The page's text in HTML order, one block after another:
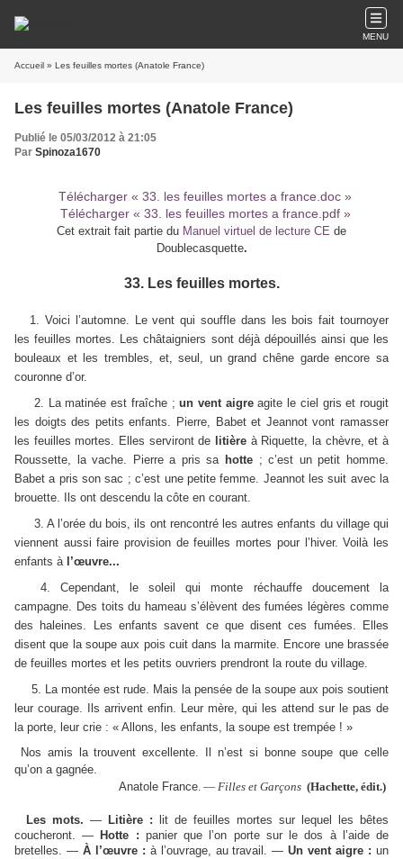
MENU
Accueil » Les feuilles mortes (Anatole France)
Les feuilles mortes (Anatole France)
Publié le 05/03/2012 à 21:05
Par Spinoza1670
Télécharger « 33. les feuilles mortes a france.doc »
Télécharger « 33. les feuilles mortes a france.pdf »
Cet extrait fait partie du Manuel virtuel de lecture CE de
Doublecasquette.
33. Les feuilles mortes.
1. Voici l’automne. Le vent qui souffle dans les bois fait tournoyer
les feuilles mortes. Les châtaigniers sont déjà dépouillés ainsi que les
bouleaux et les trembles, et, seul, un grand chêne garde encore sa
couronne d’or.
2. La matinée est fraîche ; un vent aigreagite le ciel gris et rougit
les doigts des petits enfants. Pierre, Babet et Jeannot vont ramasser
les feuilles mortes. Elles serviront de litière à Riquette, la chèvre, et à
Roussette, la vache. Pierre a pris sahotte ; c’est un petit homme.
Babet a pris son sac ; c’est une petite femme. Jeannot les suit avec la
brouette. Ils ont descendu la côte en courant.
3. Al’orée du bois, ils ont rencontré les autres enfants du village qui
viennent aussi faire provision de feuilles mortes pour l’hiver. Voilà les
enfants àl’œuvre...
4. Cependant, le soleil qui monte réchauffe doucement la
campagne. Des toits du hameau s’élèvent des fumées légères comme
des haleines. Les enfants savent ce que disent ces fumées. Elles
disent que la soupe aux pois cuit dans la marmite. Encore une brassée
de feuilles mortes et les petits ouvriers prendront la route du village.
5. La montée est rude. Mais la pensée de la soupe aux pois soutient
leur courage. Ils arrivent enfin. Leur mère, qui les attend sur le pas de
la porte, leur crie : « Allons, les enfants, la soupe est trempée ! »
Nos amis la trouvent excellente. Il n’est si bonne soupe que celle
qu’on a gagnée.
Anatole France. — Filles et Garçons (Hachette, édit.)
Les mots.— Litière :
lit de feuilles mortes sur lequel les bêtes
coucheront. — Hotte : panier que l’on porte sur le dos à l’aide de
bretelles. — À l’œuvre : à l’ouvrage, au travail. — Un vent aigre : un